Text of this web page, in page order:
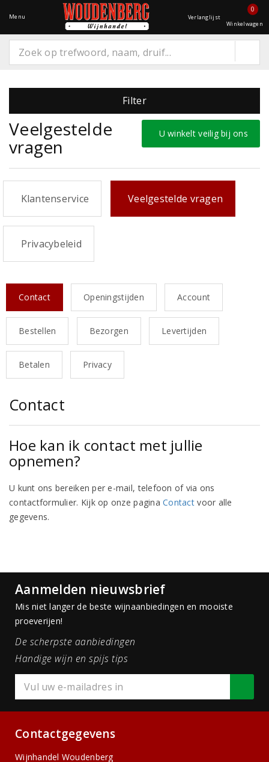
Menu Verlanglijst
0
Winkelwagen
Filter
U winkelt veilig bij ons
Veelgestelde
vragen
Klantenservice Veelgestelde vragen
Privacybeleid
Contact Openingstijden Account
Bestellen Bezorgen Levertijden
Betalen Privacy
Contact
Hoe kan ik contact met jullie
opnemen?
U kunt ons bereiken per e-mail, telefoon of via ons
contactformulier. Kijk op onze paginaContact voor alle
gegevens.
Aanmelden nieuwsbrief
Mis niet langer de beste wijnaanbiedingen en mooiste
proeverijen!
De scherpste aanbiedingen
Handige wijn en spijs tips
Contactgegevens
Wijnhandel Woudenberg